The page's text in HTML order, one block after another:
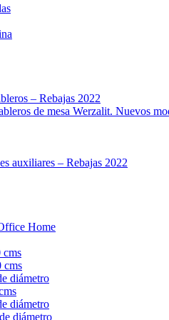
– Rebajas 2022
de mesa Werzalit. Nuevos
auxiliares – Rebajas 2022
Home
cms
cms
diámetro
diámetro
diámetro